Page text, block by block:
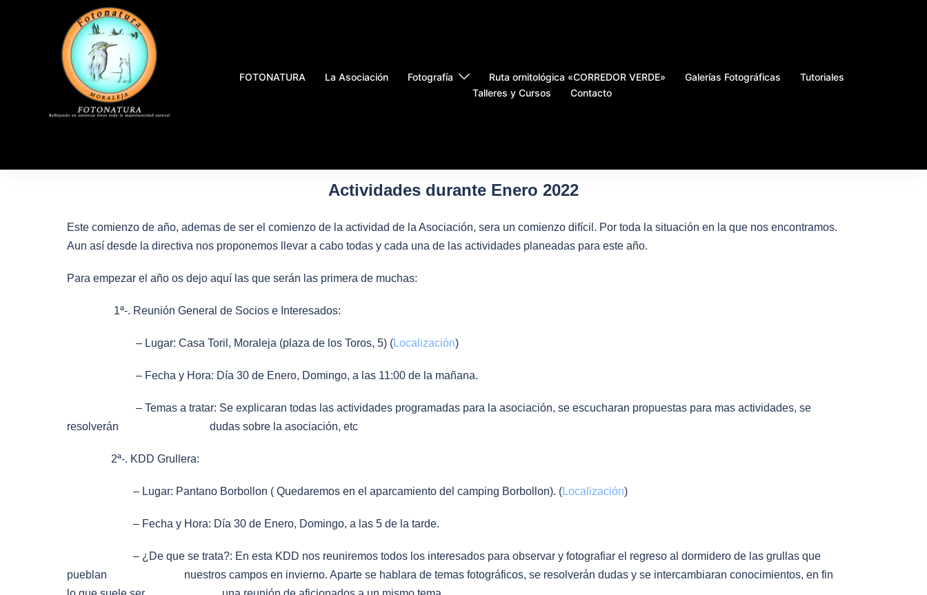
FOTONATURA La Asociación Fotografía Ruta ornitológica «CORREDOR VERDE» Galerías Fotográficas
Tutoriales
Talleres y Cursos
Contacto
Actividades durante Enero 2022
Este comienzo de año, ademas de ser el comienzo de la actividad de la Asociación, sera un comienzo difícil. Por toda la situación en la que nos encontramos.
Aun así desde la directiva nos proponemos llevar a cabo todas y cada una de las actividades planeadas para este año.
Para empezar el año os dejo aquí las que serán las primera de muchas:
1ª-. Reunión General de Socios e Interesados:
– Lugar: Casa Toril, Moraleja (plaza de los Toros, 5) (Localización)
– Fecha y Hora: Día 30 de Enero, Domingo, a las 11:00 de la mañana.
– Temas a tratar: Se explicaran todas las actividades programadas para la asociación, se escucharan propuestas para mas actividades, se
resolverán dudas sobre la asociación, etc
2ª-. KDD Grullera:
– Lugar: Pantano Borbollon ( Quedaremos en el aparcamiento del camping Borbollon). (Localización)
– Fecha y Hora: Día 30 de Enero, Domingo, a las 5 de la tarde.
– ¿De que se trata?: En esta KDD nos reuniremos todos los interesados para observar y fotografiar el regreso al dormidero de las grullas que
pueblan nuestros campos en invierno. Aparte se hablara de temas fotográficos, se resolverán dudas y se intercambiaran conocimientos, en fin